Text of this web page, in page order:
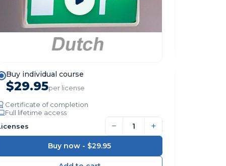
Buy individual course
$29.95per license
Certificate of completion
Full lifetime access
− +
Buy now - $29.95